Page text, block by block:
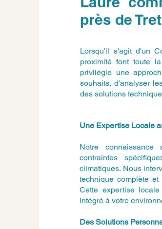
près de
Lorsqu'il s'agit d'un
proximité font toute
privilégie une
souhaits, d'analyser
des solutions
Une Expertise Locale
Notre
contraintes
climatiques. Nous
technique complète
Cette expertise
intégré à votre
Des Solutions